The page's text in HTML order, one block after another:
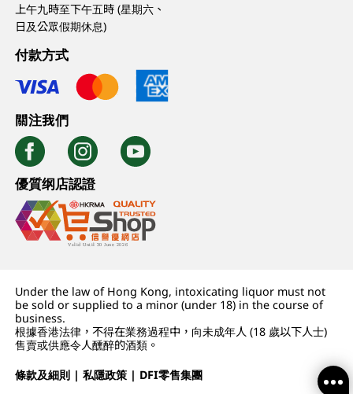
上午九時至下午五時 (星期六、
日及公眾假期休息)
付款方式
關注我們
優質纲店認證
Under the law of Hong Kong, intoxicating liquor must not
be sold or supplied to a minor (under 18) in the course of
business.
根據香港法律，不得在業務過程中，向未成年人 (18 歲以下人士)
售賣或供應令人醺醉的酒類。
條款及細則 |私隱政策 | DFI零售集團